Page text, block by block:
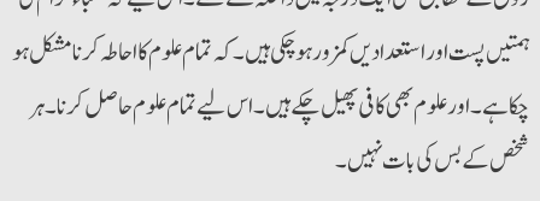
ہمتیں پست اوراستعدادیں کمزور ہوچکی ہیں۔ کہ تمام علوم کا احاطہ کرنا مشکل ہو
چکا ہے۔ اورعلوم بھی کافی پھیل چکے ہیں۔ اس لیے تمام علوم حاصل کرنا۔ ہر
شخص کے بس کی بات نہیں۔